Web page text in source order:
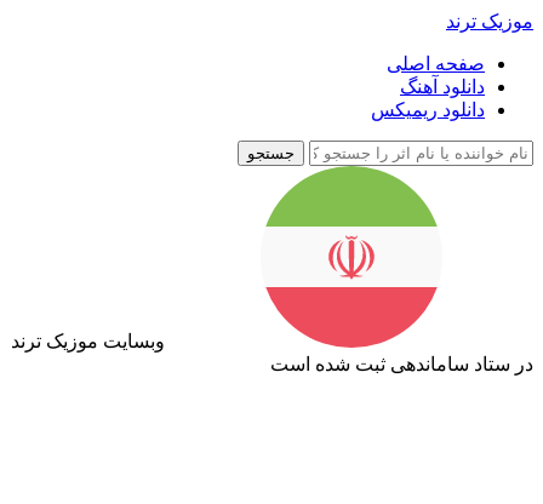
موزیک ترند
صفحه اصلی
دانلود آهنگ
دانلود ریمیکس
جستجو
وبسایت موزیک ترند
در ستاد ساماندهی ثبت شده است